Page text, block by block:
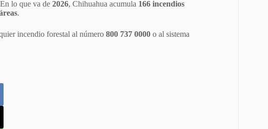
lo que va de 2026, Chihuahua acumula 166 incendios
.
incendio forestal al número 800 737 0000 o al sistema